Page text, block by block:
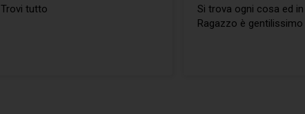
Trovi tutto
Si trova ogni cosa ed in
Ragazzo è gentilissimo